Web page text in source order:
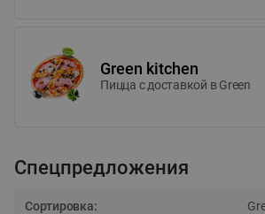
Green kitchen
Пицца c доставкой в Green
Спецпредложения
Сортировка: